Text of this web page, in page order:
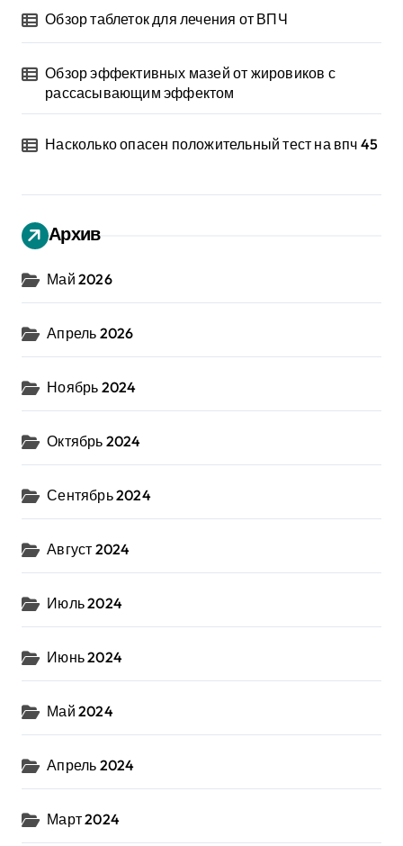
Обзор таблеток для лечения от ВПЧ
Обзор эффективных мазей от жировиков с
рассасывающим эффектом
Насколько опасен положительный тест на впч 45
Архив
Май 2026
Апрель 2026
Ноябрь 2024
Октябрь 2024
Сентябрь 2024
Август 2024
Июль 2024
Июнь 2024
Май 2024
Апрель 2024
Март 2024